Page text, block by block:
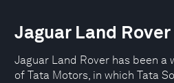
Jaguar Land Rover
Jaguar Land Rover has been a
of Tata Motors, in which Tata